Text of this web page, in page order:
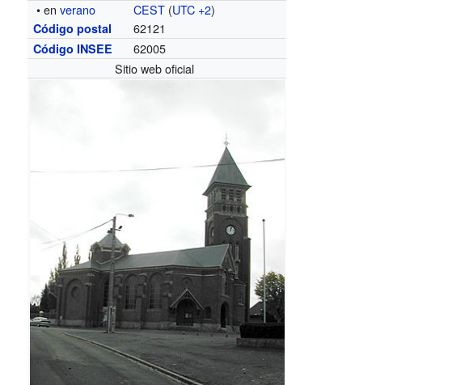
• enverano CEST (UTC +2)
Código postal 62121
Código INSEE
62005
Sitio web oficial